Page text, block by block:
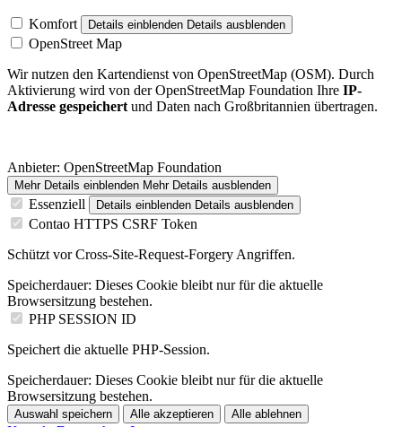
Komfort Details einblenden Details ausblenden
OpenStreet Map
Wir nutzen den Kartendienst von OpenStreetMap (OSM). Durch
Aktivierung wird von der OpenStreetMap Foundation Ihre IP-
Adresse gespeichert und Daten nach Großbritannien übertragen.
Anbieter: OpenStreetMap Foundation
Mehr Details einblenden Mehr Details ausblenden
Essenziell Details einblenden Details ausblenden
Contao HTTPS CSRF Token
Schützt vor Cross-Site-Request-Forgery Angriffen.
Speicherdauer: Dieses Cookie bleibt nur für die aktuelle
Browsersitzung bestehen.
PHP SESSION ID
Speichert die aktuelle PHP-Session.
Speicherdauer: Dieses Cookie bleibt nur für die aktuelle
Browsersitzung bestehen.
Auswahl speichern Alle akzeptieren Alle ablehnen